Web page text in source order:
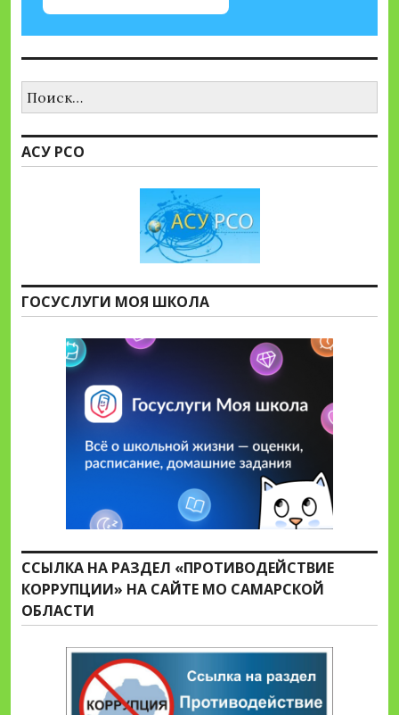
АСУ РСО
ГОСУСЛУГИ МОЯ ШКОЛА
ССЫЛКА НА РАЗДЕЛ «ПРОТИВОДЕЙСТВИЕ
КОРРУПЦИИ» НА САЙТЕ МО САМАРСКОЙ
ОБЛАСТИ